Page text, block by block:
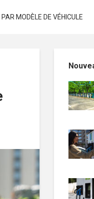
PAR MODÈLE DE VÉHICULE